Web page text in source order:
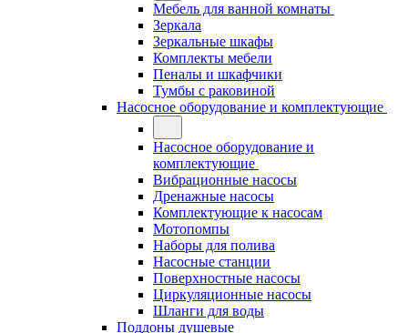
Мебель для ванной комнаты
Зеркала
Зеркальные шкафы
Комплекты мебели
Пеналы и шкафчики
Тумбы с раковиной
Насосное оборудование и комплектующие
Насосное оборудование и
комплектующие
Вибрационные насосы
Дренажные насосы
Комплектующие к насосам
Мотопомпы
Наборы для полива
Насосные станции
Поверхностные насосы
Циркуляционные насосы
Шланги для воды
Поддоны душевые